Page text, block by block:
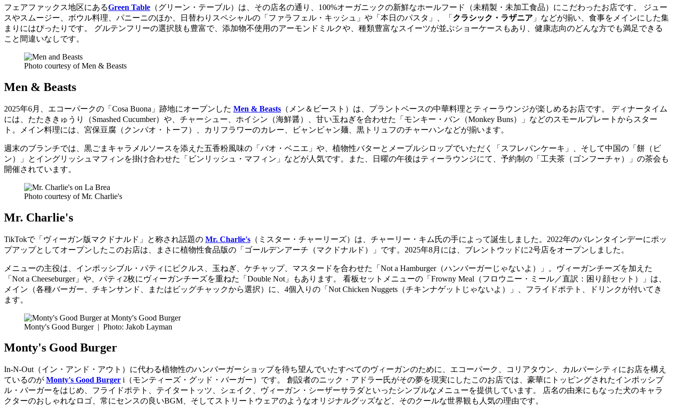
フェアファックス地区にあるGreen Table （グリーン・テーブル）は、その店名の通り、100%オーガニックの新鮮なホールフード（未精製・未加工食品）にこだわったお店です。 ジュー
スやスムージー、ボウル料理、パニーニのほか、日替わりスペシャルの「ファラフェル・キッシュ」や「本日のパスタ」、「 クラシック・ラザニア 」などが揃い、食事をメインにした集
まりにはぴったりです。 グルテンフリーの選択肢も豊富で、添加物不使用のアーモンドミルクや、種類豊富なスイーツが並ぶショーケースもあり、健康志向のどんな方でも満足できる
こと間違いなしです。
Photo courtesy of Men & Beasts
Men & Beasts
2025年6月、エコーパークの「Cosa Buona」跡地にオープンした Men & Beasts （メン＆ビースト）は、プラントベースの中華料理とティーラウンジが楽しめるお店です。 ディナータイム
には、たたききゅうり（Smashed Cucumber）や、チャーシュー、ホイシン（海鮮醤）、甘い玉ねぎを合わせた「モンキー・バン（Monkey Buns）」などのスモールプレートからスター
ト。メイン料理には、宮保豆腐（クンパオ・トーフ）、カリフラワーのカレー、ビャンビャン麺、黒トリュフのチャーハンなどが揃います。
週末のブランチでは、黒ごまキャラメルソースを添えた五香粉風味の「バオ・ベニエ」や、植物性バターとメープルシロップでいただく「スフレパンケーキ」、そして中国の「餅（ビ
ン）」とイングリッシュマフィンを掛け合わせた「ビンリッシュ・マフィン」などが人気です。また、日曜の午後はティーラウンジにて、予約制の「工夫茶（ゴンフーチャ）」の茶会も
開催されています。
Photo courtesy of Mr. Charlie's
Mr. Charlie's
TikTokで「ヴィーガン版マクドナルド」と称され話題の Mr. Charlie's （ミスター・チャーリーズ）は、チャーリー・キム氏の手によって誕生しました。2022年のバレンタインデーにポッ
プアップとしてオープンしたこのお店は、まさに植物性食品版の「ゴールデンアーチ（マクドナルド）」です。2025年8月には、ブレントウッドに2号店をオープンしました。
メニューの主役は、インポッシブル・パティにピクルス、玉ねぎ、ケチャップ、マスタードを合わせた「Not a Hamburger（ハンバーガーじゃないよ）」。ヴィーガンチーズを加えた
「Not a Cheeseburger」や、パティ2枚にヴィーガンチーズを重ねた「Double Not」もあります。 看板セットメニューの「Frowny Meal（フロウニー・ミール／直訳：困り顔セット）」は、
メイン（各種バーガー、チキンサンド、またはビッグチャックから選択）に、4個入りの「Not Chicken Nuggets（チキンナゲットじゃないよ）」、フライドポテト、ドリンクが付いてき
ます。
Monty's Good Burger | Photo: Jakob Layman
Monty's Good Burger
In-N-Out（イン・アンド・アウト）に代わる植物性のハンバーガーショップを待ち望んでいたすべてのヴィーガンのために、エコーパーク、コリアタウン、カルバーシティにお店を構え
ているのが Monty's Good Burger i（モンティーズ・グッド・バーガー）です。 創設者のニック・アドラー氏がその夢を現実にしたこのお店では、豪華にトッピングされたインポッシブ
ル・バーガーをはじめ、フライドポテト、テイタートッツ、シェイク、ヴィーガン・シーザーサラダといったシンプルなメニューを提供しています。 店名の由来にもなった犬のキャラ
クターのおしゃれなロゴ、常にセンスの良いBGM、そしてストリートウェアのようなオリジナルグッズなど、そのクールな世界観も人気の理由です。